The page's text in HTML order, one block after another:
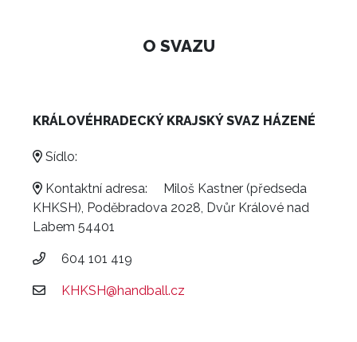
O SVAZU
KRÁLOVÉHRADECKÝ KRAJSKÝ SVAZ HÁZENÉ
Sídlo:
Kontaktní adresa:
Miloš Kastner (předseda
KHKSH), Poděbradova 2028, Dvůr Králové nad
Labem 54401
604 101 419
KHKSH@handball.cz